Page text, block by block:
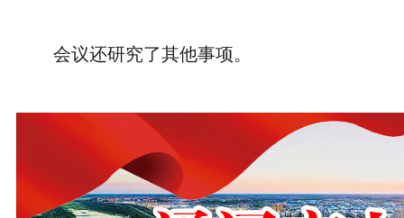
会议还研究了其他事项。